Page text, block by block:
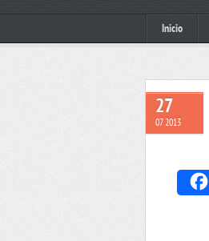
Inicio
27
07 2013